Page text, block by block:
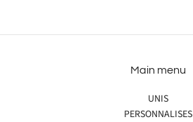
Main menu
UNIS
PERSONNALISES